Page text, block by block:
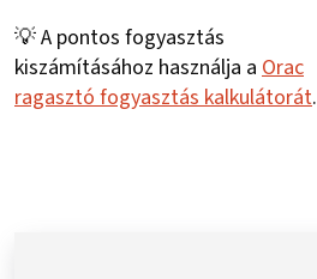
💡 A pontos fogyasztás
kiszámításához használja a Orac
ragasztó fogyasztás kalkulátorát.